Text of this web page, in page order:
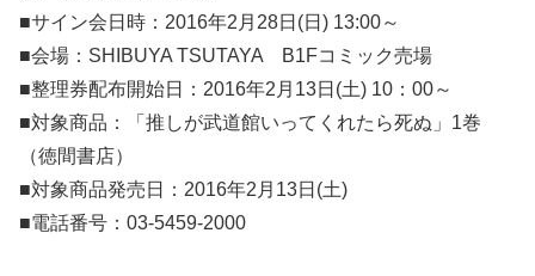
■サイン会日時：2016年2月28日(日) 13:00～
■会場：SHIBUYA TSUTAYA B1Fコミック売場
■整理券配布開始日：2016年2月13日(土) 10：00～
■対象商品：「推しが武道館いってくれたら死ぬ」1巻
（徳間書店）
■対象商品発売日：2016年2月13日(土)
■電話番号：03-5459-2000